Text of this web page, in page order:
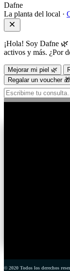
Dafne
La planta del local ·
¡Hola! Soy Dafne 🌿
activos y más. ¿Por
Mejorar mi piel 🌿
Regalar un voucher 🎁
© 2020 Todos los derechos